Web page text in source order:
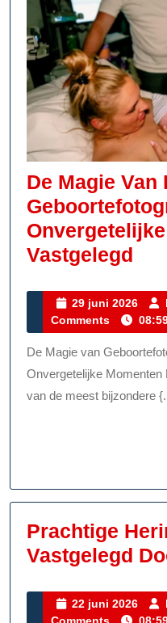
De Magie Van
Vastgelegd
De
29 juni 2026
29
juni
2026
Comments
De Magie van Geboortefotografie: Het Vastleggen van
Onvergetelijke Momenten
van de meest bijzondere
Prachtige
Vastgelegd
22 juni 2026
22
juni